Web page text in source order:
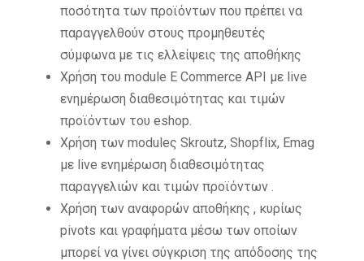
ποσότητα των προϊόντων που πρέπει να
παραγγελθούν στους προμηθευτές
σύμφωνα με τις ελλείψεις της αποθήκης
Χρήση του module E Commerce API με live
ενημέρωση διαθεσιμότητας και τιμών
προϊόντων του eshop.
Χρήση των moduleς Skroutz, Shopflix, Emag
με live ενημέρωση διαθεσιμότητας
παραγγελιών και τιμών προϊόντων .
Χρήση των αναφορών αποθήκης , κυρίως
pivots και γραφήματα μέσω των οποίων
μπορεί να γίνει σύγκριση της απόδοσης της